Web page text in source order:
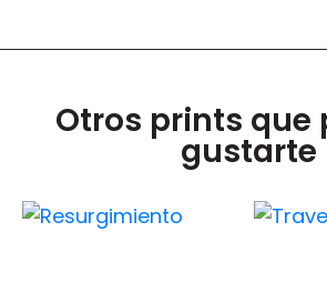
Otros prints que
gustarte